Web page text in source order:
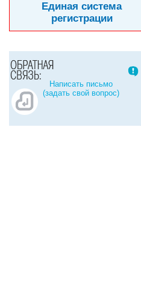
Единая система
регистрации
Написать письмо
(задать свой вопрос)